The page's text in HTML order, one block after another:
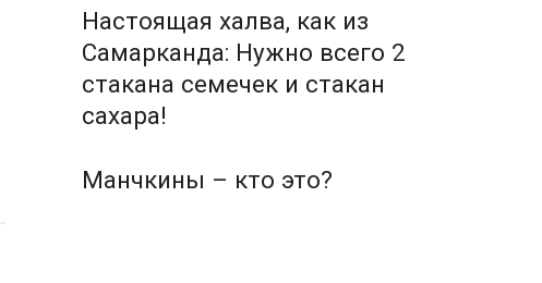
Настоящая халва, как из
Самарканда: Нужно всего 2
стакана семечек и стакан
сахара!
Манчкины – кто это?